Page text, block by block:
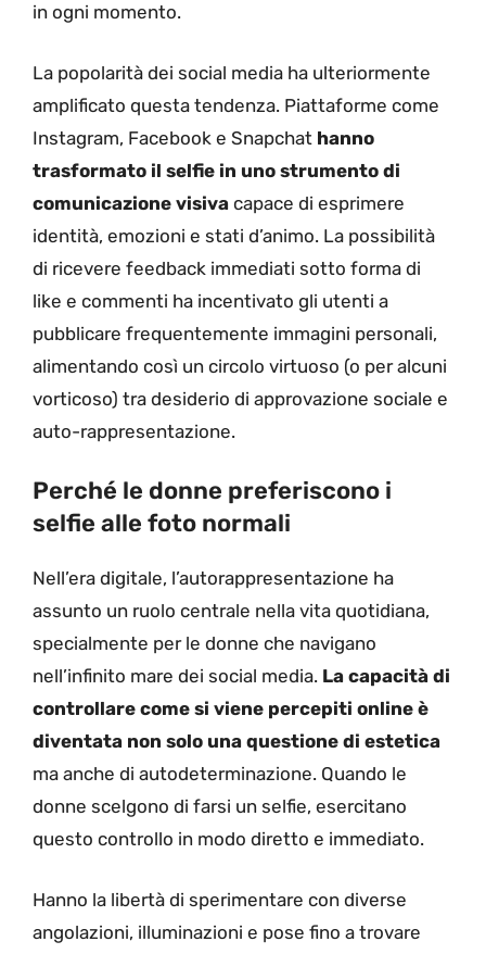
in ogni momento.
La popolarità dei social media ha ulteriormente
amplificato questa tendenza. Piattaforme come
Instagram, Facebook e Snapchat hanno
trasformato il selfie in uno strumento di
comunicazione visiva capace di esprimere
identità, emozioni e stati d’animo. La possibilità
di ricevere feedback immediati sotto forma di
like e commenti ha incentivato gli utenti a
pubblicare frequentemente immagini personali,
alimentando così un circolo virtuoso (o per alcuni
vorticoso) tra desiderio di approvazione sociale e
auto-rappresentazione.
Perché le donne preferiscono i
selfie alle foto normali
Nell’era digitale, l’autorappresentazione ha
assunto un ruolo centrale nella vita quotidiana,
specialmente per le donne che navigano
nell’infinito mare dei social media. La capacità di
controllare come si viene percepiti online è
diventata non solo una questione di estetica
ma anche di autodeterminazione. Quando le
donne scelgono di farsi un selfie, esercitano
questo controllo in modo diretto e immediato.
Hanno la libertà di sperimentare con diverse
angolazioni, illuminazioni e pose fino a trovare